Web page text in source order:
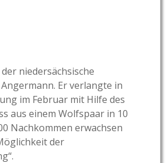
niedersächsische
Er verlangte in
im Februar mit Hilfe des
aus einem Wolfspaar in 10
Nachkommen erwachsen
der